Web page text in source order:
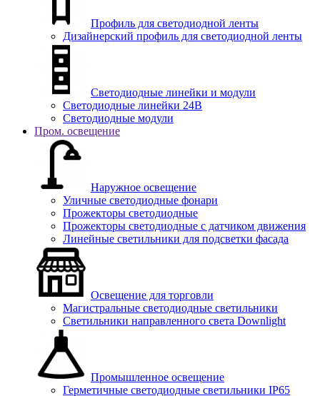
Профиль для светодиодной ленты
Дизайнерский профиль для светодиодной ленты
Светодиодные линейки и модули
Светодиодные линейки 24В
Светодиодные модули
Пром. освещение
Наружное освещение
Уличные светодиодные фонари
Прожекторы светодиодные
Прожекторы светодиодные с датчиком движения
Линейные светильники для подсветки фасада
Освещение для торговли
Магистральные светодиодные светильники
Светильники направленного света Downlight
Промышленное освещение
Герметичные светодиодные светильники IP65